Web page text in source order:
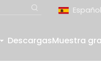
Español
DescargasMuestra